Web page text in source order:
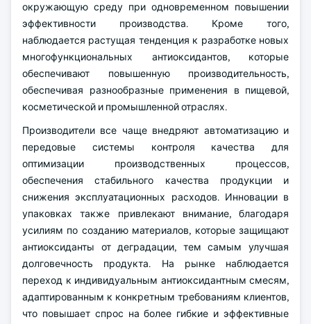
окружающую среду при одновременном повышении
эффективности производства. Кроме того,
наблюдается растущая тенденция к разработке новых
многофункциональных антиоксидантов, которые
обеспечивают повышенную производительность,
обеспечивая разнообразные применения в пищевой,
косметической и промышленной отраслях.
Производители все чаще внедряют автоматизацию и
передовые системы контроля качества для
оптимизации производственных процессов,
обеспечения стабильного качества продукции и
снижения эксплуатационных расходов. Инновации в
упаковках также привлекают внимание, благодаря
усилиям по созданию материалов, которые защищают
антиоксиданты от деградации, тем самым улучшая
долговечность продукта. На рынке наблюдается
переход к индивидуальным антиоксидантным смесям,
адаптированным к конкретным требованиям клиентов,
что повышает спрос на более гибкие и эффективные